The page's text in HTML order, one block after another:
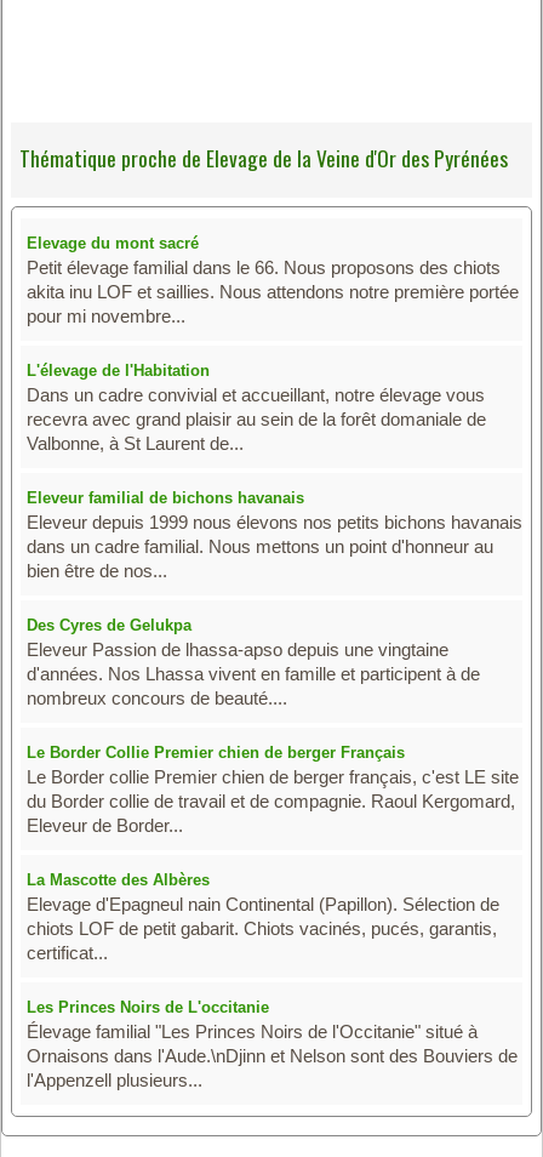
Thématique proche de Elevage de la Veine d'Or des Pyrénées
Elevage du mont sacré
Petit élevage familial dans le 66. Nous proposons des chiots
akita inu LOF et saillies. Nous attendons notre première portée
pour mi novembre...
L'élevage de l'Habitation
Dans un cadre convivial et accueillant, notre élevage vous
recevra avec grand plaisir au sein de la forêt domaniale de
Valbonne, à St Laurent de...
Eleveur familial de bichons havanais
Eleveur depuis 1999 nous élevons nos petits bichons havanais
dans un cadre familial. Nous mettons un point d'honneur au
bien être de nos...
Des Cyres de Gelukpa
Eleveur Passion de lhassa-apso depuis une vingtaine
d'années. Nos Lhassa vivent en famille et participent à de
nombreux concours de beauté....
Le Border Collie Premier chien de berger Français
Le Border collie Premier chien de berger français, c'est LE site
du Border collie de travail et de compagnie. Raoul Kergomard,
Eleveur de Border...
La Mascotte des Albères
Elevage d'Epagneul nain Continental (Papillon). Sélection de
chiots LOF de petit gabarit. Chiots vacinés, pucés, garantis,
certificat...
Les Princes Noirs de L'occitanie
Élevage familial "Les Princes Noirs de l'Occitanie" situé à
Ornaisons dans l'Aude.\nDjinn et Nelson sont des Bouviers de
l'Appenzell plusieurs...